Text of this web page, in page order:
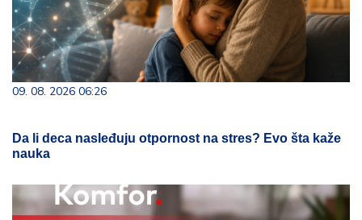
09. 08. 2026 06:26
Da li deca nasleđuju otpornost na stres? Evo šta kaže
nauka